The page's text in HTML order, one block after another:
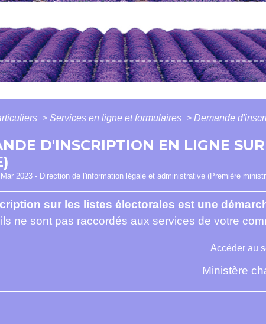
> Services en ligne et formulaires > Demande
D'INSCRIPTION EN LIGNE
2023 - Direction de l'information légale et administrative (Première
sur les listes électorales est une
ne sont pas raccordés aux services de votre
Accéder au
Ministère